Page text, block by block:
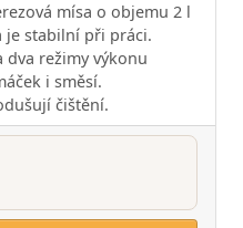
mísa o objemu 2 l
je stabilní při práci.
dva režimy výkonu
i směsí.
čištění.